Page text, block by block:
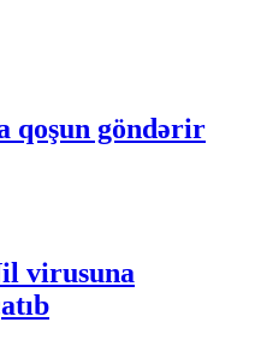
qoşun göndərir
virusuna